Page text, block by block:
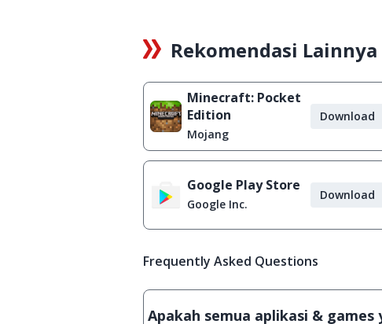
Rekomendasi Lainnya
Minecraft: Pocket
Edition
Mojang
Download
Google Play Store
Google Inc.
Download
Frequently Asked Questions
Apakah semua aplikasi &